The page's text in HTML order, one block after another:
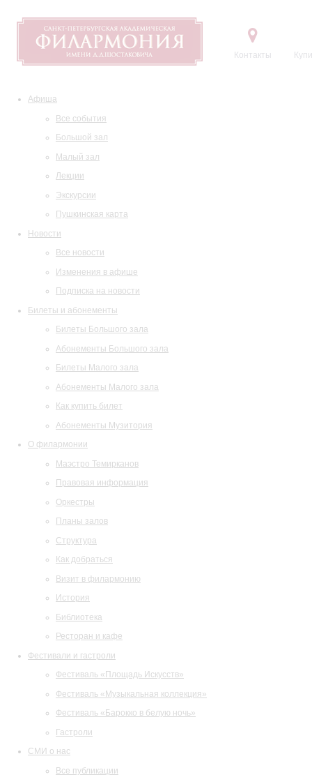
Контакты
Афиша
Все события
Большой зал
Малый зал
Лекции
Экскурсии
Пушкинская карта
Новости
Все новости
Изменения в афише
Подписка на новости
Билеты и абонементы
Билеты Большого зала
Абонементы Большого зала
Билеты Малого зала
Абонементы Малого зала
Как купить билет
Абонементы Музитория
О филармонии
Маэстро Темирканов
Правовая информация
Оркестры
Планы залов
Структура
Как добраться
Визит в филармонию
История
Библиотека
Ресторан и кафе
Фестивали и гастроли
Фестиваль «Площадь Искусств»
Фестиваль «Музыкальная коллекция»
Фестиваль «Барокко в белую ночь»
Гастроли
СМИ о нас
Все публикации